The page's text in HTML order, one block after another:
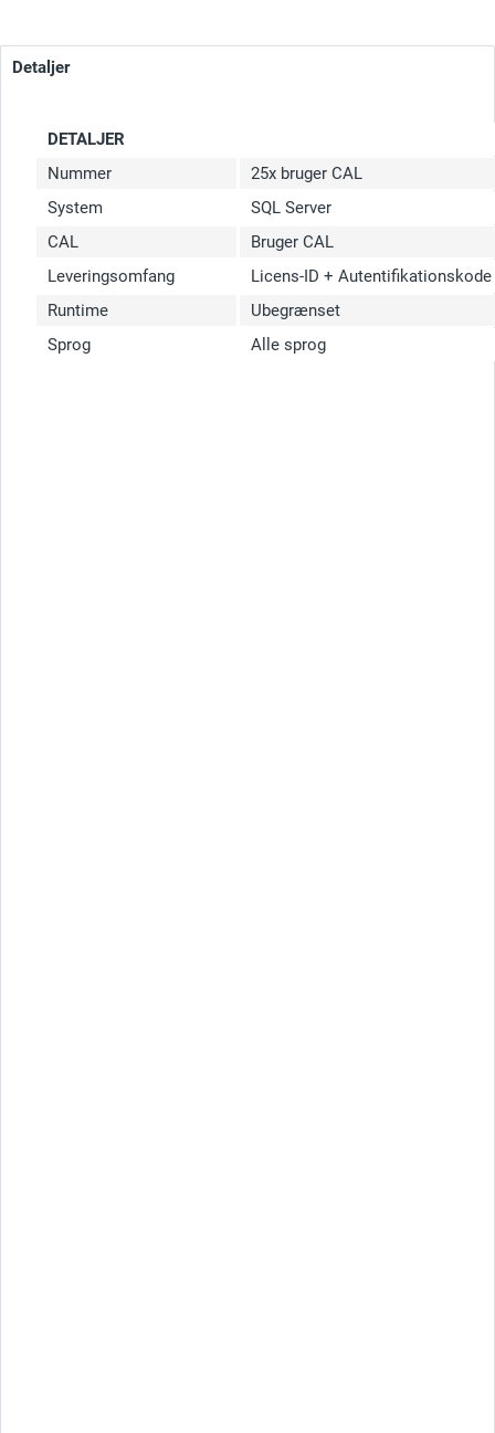
Detaljer
DETALJER
Nummer
25x bruger CAL
System
SQL Server
CAL
Bruger CAL
Leveringsomfang
Licens-ID + Autentifikationskode
Runtime
Ubegrænset
Sprog
Alle sprog